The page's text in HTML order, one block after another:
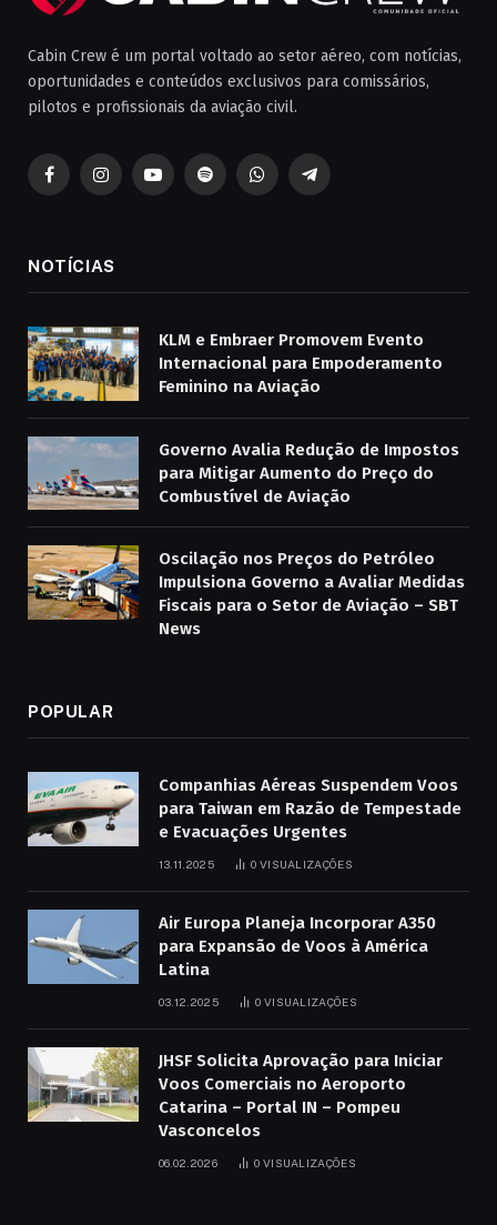
Cabin Crew é um portal voltado ao setor aéreo, com notícias,
oportunidades e conteúdos exclusivos para comissários,
pilotos e profissionais da aviação civil.
FacebookInstagramYouTubeSpotifyWhatsAppTelegrama
NOTÍCIAS
KLM e Embraer Promovem Evento
Internacional para Empoderamento
Feminino na Aviação
Governo Avalia Redução de Impostos
para Mitigar Aumento do Preço do
Combustível de Aviação
Oscilação nos Preços do Petróleo
Impulsiona Governo a Avaliar Medidas
Fiscais para o Setor de Aviação – SBT
News
POPULAR
Companhias Aéreas Suspendem Voos
para Taiwan em Razão de Tempestade
e Evacuações Urgentes
13.11.2025 0 VISUALIZAÇÕES
Air Europa Planeja Incorporar A350
para Expansão de Voos à América
Latina
03.12.2025 0 VISUALIZAÇÕES
JHSF Solicita Aprovação para Iniciar
Voos Comerciais no Aeroporto
Catarina – Portal IN – Pompeu
Vasconcelos
06.02.2026 0 VISUALIZAÇÕES